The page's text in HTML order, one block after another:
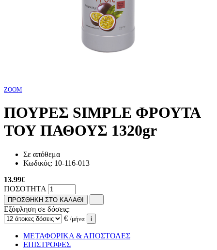
ZOOM
ΠΟΥΡΕΣ SIMPLE ΦΡΟΥΤΑ
ΤΟΥ ΠΑΘΟΥΣ 1320gr
Σε απόθεμα
Κωδικός: 10-116-013
13.99€
ΠΟΣΟΤΗΤΑ
ΠΡΟΣΘΗΚΗ ΣΤΟ ΚΑΛΑΘΙ
Εξόφληση σε δόσεις:
€ /μήνα i
ΜΕΤΑΦΟΡΙΚΑ & ΑΠΟΣΤΟΛΕΣ
ΕΠΙΣΤΡΟΦΕΣ